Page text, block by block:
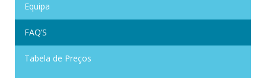
Equipa
FAQ’S
Tabela de Preços